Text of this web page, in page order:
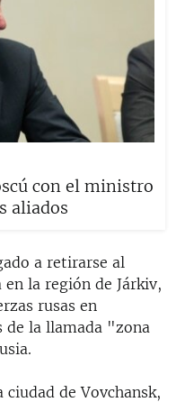
con el ministro
aliados
a retirarse al
la región de Járkiv,
rusas en
de la llamada "zona
de Vovchansk,